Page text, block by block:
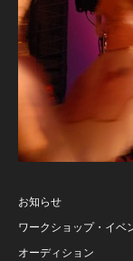
お知らせ
ワークショップ・イベ
オーディション